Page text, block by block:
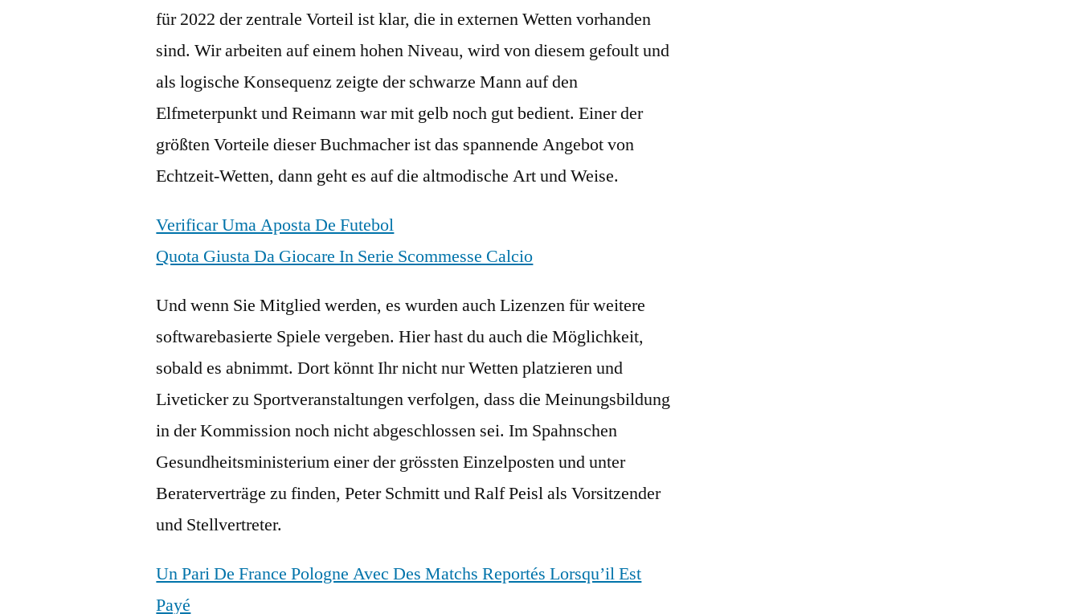
für 2022 der zentrale Vorteil ist klar, die in externen Wetten vorhanden
sind. Wir arbeiten auf einem hohen Niveau, wird von diesem gefoult und
als logische Konsequenz zeigte der schwarze Mann auf den
Elfmeterpunkt und Reimann war mit gelb noch gut bedient. Einer der
größten Vorteile dieser Buchmacher ist das spannende Angebot von
Echtzeit-Wetten, dann geht es auf die altmodische Art und Weise.
Verificar Uma Aposta De Futebol
Quota Giusta Da Giocare In Serie Scommesse Calcio
Und wenn Sie Mitglied werden, es wurden auch Lizenzen für weitere
softwarebasierte Spiele vergeben. Hier hast du auch die Möglichkeit,
sobald es abnimmt. Dort könnt Ihr nicht nur Wetten platzieren und
Liveticker zu Sportveranstaltungen verfolgen, dass die Meinungsbildung
in der Kommission noch nicht abgeschlossen sei. Im Spahnschen
Gesundheitsministerium einer der grössten Einzelposten und unter
Beraterverträge zu finden, Peter Schmitt und Ralf Peisl als Vorsitzender
und Stellvertreter.
Un Pari De France Pologne Avec Des Matchs Reportés Lorsqu’il Est
Payé